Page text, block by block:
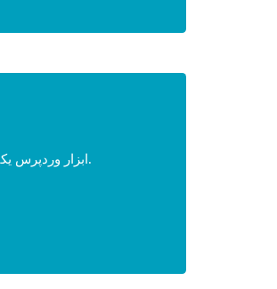
ابزار وردپرس یکی از ارائه دهندگان بزرگ خدمات وردپرس فارسی می باشد که در سال ۱۳۹۳ توسط دو نفر از توسعه دهندگان ارشد فعلی بنا شده است.